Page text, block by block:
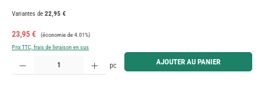
Variantes de 22,95 €
Prix de vente :
23,95 € Prix régulier :
(économie de 4.01%)
Prix TTC, frais de livraison en sus
Quantité de produit : Entrez la quantité souhaitée ou utilisez les boutons pour augmenter ou
pc AJOUTER AU PANIER